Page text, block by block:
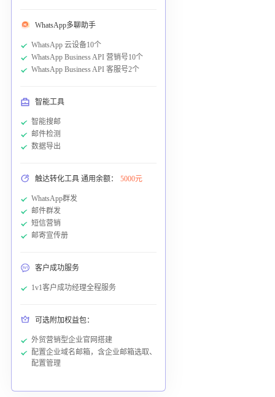
WhatsApp多聊助手
WhatsApp 云设备10个
WhatsApp Business API 营销号10个
WhatsApp Business API 客服号2个
智能工具
智能搜邮
邮件检测
数据导出
触达转化工具 通用余额： 5000元
WhatsApp群发
邮件群发
短信营销
邮寄宣传册
客户成功服务
1v1客户成功经理全程服务
可选附加权益包：
外贸营销型企业官网搭建
配置企业域名邮箱，含企业邮箱选取、
配置管理